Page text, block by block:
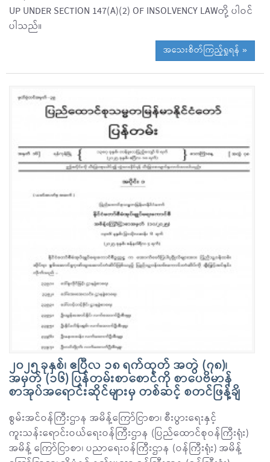
UP UNDER SECTION 147(A)(2) OF INSOLVENCY LAWတို့ ပါဝင်
ပါသည်။
အသေးစိတ်ကြည့်ရှုရန် »
၂၀၂၅ ခုနှစ်၊ ဧပြီလ ၁၈ ရက်ထုတ် အတွဲ (၇၈)၊
အမှတ် (၁၆) ပြန်တမ်းစာစောင်ကို စာပေဗိမာန်
စာအုပ်အရောင်းဆိုင်များမှ တစ်ဆင့် စတင်ဖြန့်ချိ
စွမ်းအင်ဝန်ကြီးဌာန အမိန့်ကြော်ငြာစာ၊ စီးပွားရေးနှင့်
ကူးသန်းရောင်းဝယ်ရေးဝန်ကြီးဌာန (ပြည်ထောင်စုဝန်ကြီးရုံး)
အမိန့် ကြော်ငြာစာ၊ ပညာရေးဝန်ကြီးဌာန (ဝန်ကြီးရုံး) အမိန့်